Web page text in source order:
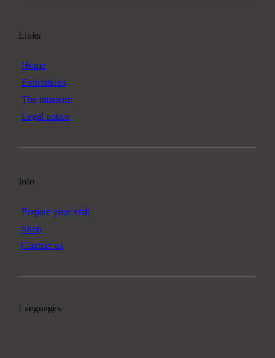
Links
Home
Exhibitions
The museum
Legal notice
Info
Prepare your visit
Shop
Contact us
Languages